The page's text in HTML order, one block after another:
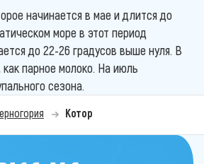
начинается в мае и длится до
море в этот период
до 22-26 градусов выше нуля. В
парное молоко. На июль
сезона.
Котор